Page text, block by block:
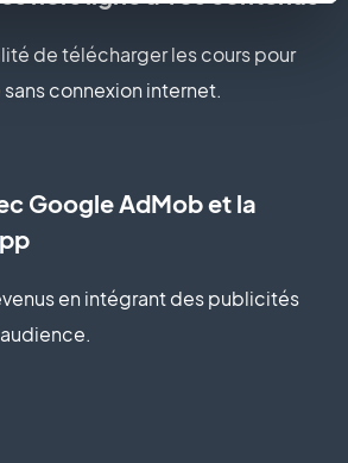
de télécharger les cours pour
connexion internet.
Google AdMob et la
en intégrant des publicités